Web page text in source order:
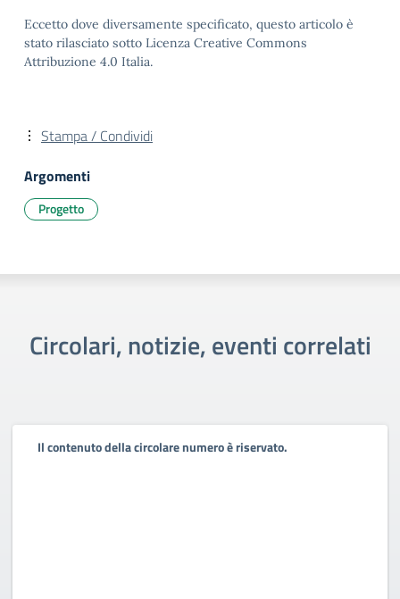
Eccetto dove diversamente specificato, questo articolo è
stato rilasciato sotto Licenza Creative Commons
Attribuzione 4.0 Italia.
Stampa / Condividi
Argomenti
Progetto
Circolari, notizie, eventi correlati
Il contenuto della circolare numero è riservato.